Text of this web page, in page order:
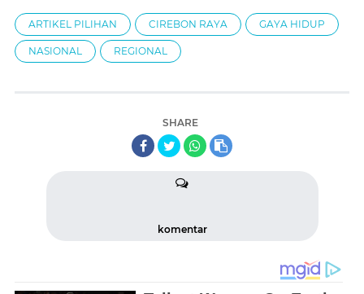
ARTIKEL PILIHAN CIREBON RAYA GAYA HIDUP
NASIONAL REGIONAL
SHARE
komentar